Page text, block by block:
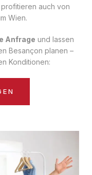
profitieren auch von
Wien.
Anfrage und lassen
Besançon planen –
Konditionen: